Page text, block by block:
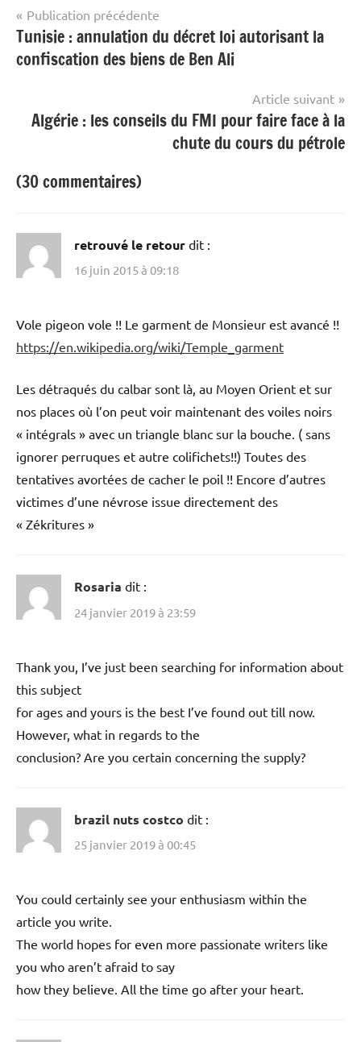
Navigation
de
l’article
Publication précédente
Tunisie : annulation du décret loi autorisant la
confiscation des biens de Ben Ali
Article suivant
Algérie : les conseils du FMI pour faire face à la
chute du cours du pétrole
(30 commentaires)
retrouvé le retour dit :
16 juin 2015 à 09:18
Vole pigeon vole !! Le garment de Monsieur est avancé !!
https://en.wikipedia.org/wiki/Temple_garment
Les détraqués du calbar sont là, au Moyen Orient et sur
nos places où l’on peut voir maintenant des voiles noirs
« intégrals » avec un triangle blanc sur la bouche. ( sans
ignorer perruques et autre colifichets!!) Toutes des
tentatives avortées de cacher le poil !! Encore d’autres
victimes d’une névrose issue directement des
« Zékritures »
Rosaria dit :
24 janvier 2019 à 23:59
Thank you, I’ve just been searching for information about
this subject
for ages and yours is the best I’ve found out till now.
However, what in regards to the
conclusion? Are you certain concerning the supply?
brazil nuts costco dit :
25 janvier 2019 à 00:45
You could certainly see your enthusiasm within the
article you write.
The world hopes for even more passionate writers like
you who aren’t afraid to say
how they believe. All the time go after your heart.